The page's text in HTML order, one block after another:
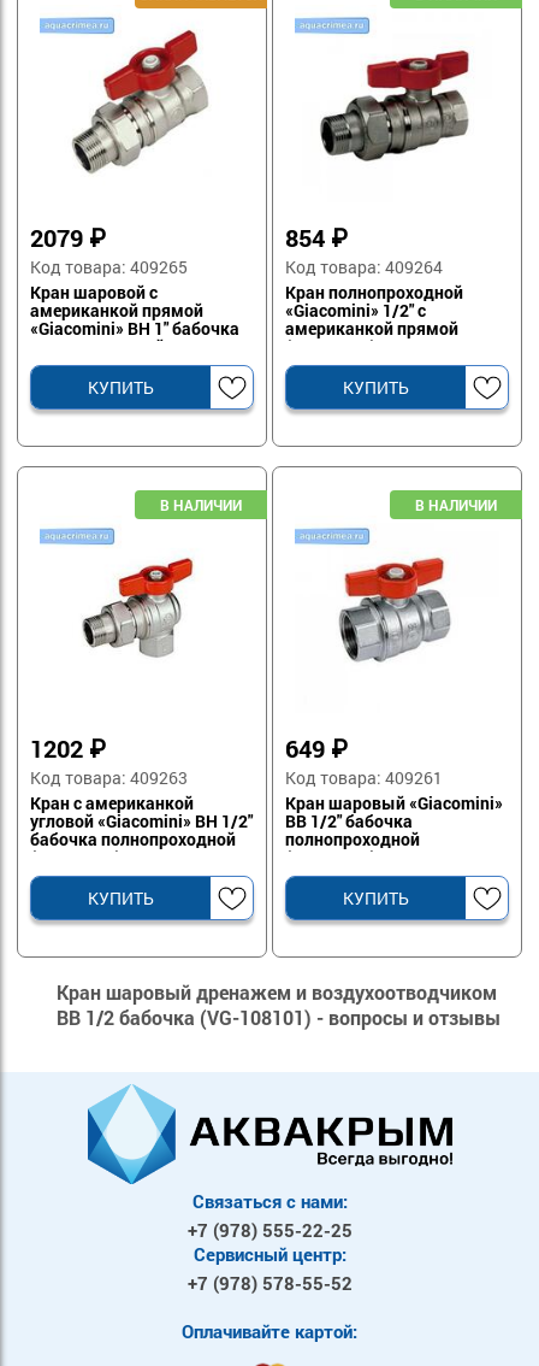
2079 ₽
Код товара: 409265
Кран шаровой с
американкой прямой
«Giacomini» ВН 1" бабочка
полнопроходной
(R859X027)
КУПИТЬ
854 ₽
Код товара: 409264
Кран полнопроходной
«Giacomini» 1/2" с
американкой прямой
(R859X023)
КУПИТЬ
1202 ₽
Код товара: 409263
Кран с американкой
угловой «Giacomini» ВН 1/2"
бабочка полнопроходной
(R789X003)
КУПИТЬ
649 ₽
Код товара: 409261
Кран шаровый «Giacomini»
ВВ 1/2" бабочка
полнопроходной
(R851X023)
КУПИТЬ
Кран шаровый дренажем и воздухоотводчиком
ВВ 1/2 бабочка (VG-108101) - вопросы и отзывы
Связаться с нами:
+7 (978) 555-22-25
Сервисный центр:
+7 (978) 578-55-52
Оплачивайте картой: